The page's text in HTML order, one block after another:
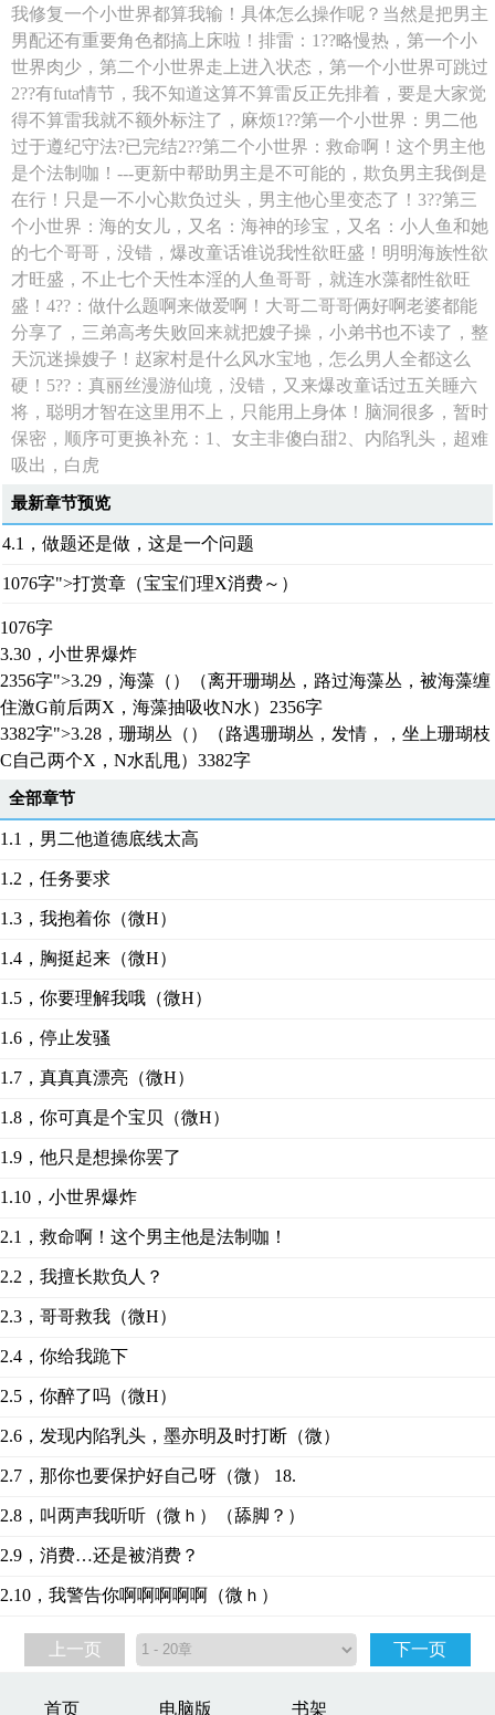
我修复一个小世界都算我输！具体怎么操作呢？当然是把男主
男配还有重要角色都搞上床啦！排雷：1??略慢热，第一个小
世界肉少，第二个小世界走上进入状态，第一个小世界可跳过
2??有futa情节，我不知道这算不算雷反正先排着，要是大家觉
得不算雷我就不额外标注了，麻烦1??第一个小世界：男二他
过于遵纪守法?已完结2??第二个小世界：救命啊！这个男主他
是个法制咖！---更新中帮助男主是不可能的，欺负男主我倒是
在行！只是一不小心欺负过头，男主他心里变态了！3??第三
个小世界：海的女儿，又名：海神的珍宝，又名：小人鱼和她
的七个哥哥，没错，爆改童话谁说我性欲旺盛！明明海族性欲
才旺盛，不止七个天性本淫的人鱼哥哥，就连水藻都性欲旺
盛！4??：做什么题啊来做爱啊！大哥二哥哥俩好啊老婆都能
分享了，三弟高考失败回来就把嫂子操，小弟书也不读了，整
天沉迷操嫂子！赵家村是什么风水宝地，怎么男人全都这么
硬！5??：真丽丝漫游仙境，没错，又来爆改童话过五关睡六
将，聪明才智在这里用不上，只能用上身体！脑洞很多，暂时
保密，顺序可更换补充：1、女主非傻白甜2、内陷乳头，超难
吸出，白虎
最新章节预览
4.1，做题还是做，这是一个问题
1076字">打赏章（宝宝们理X消费～）
1076字
3.30，小世界爆炸
2356字">3.29，海藻（）（离开珊瑚丛，路过海藻丛，被海藻缠
住激G前后两X，海藻抽吸收N水） 2356字
3382字">3.28，珊瑚丛（）（路遇珊瑚丛，发情，，坐上珊瑚枝
C自己两个X，N水乱甩） 3382字
全部章节
1.1，男二他道德底线太高
1.2，任务要求
1.3，我抱着你（微H）
1.4，胸挺起来（微H）
1.5，你要理解我哦（微H）
1.6，停止发骚
1.7，真真真漂亮（微H）
1.8，你可真是个宝贝（微H）
1.9，他只是想操你罢了
1.10，小世界爆炸
2.1，救命啊！这个男主他是法制咖！
2.2，我擅长欺负人？
2.3，哥哥救我（微H）
2.4，你给我跪下
2.5，你醉了吗（微H）
2.6，发现内陷乳头，墨亦明及时打断（微）
2.7，那你也要保护好自己呀（微） 18.
2.8，叫两声我听听（微ｈ）（舔脚？）
2.9，消费…还是被消费？
2.10，我警告你啊啊啊啊啊（微ｈ）
上一页 下一页
首页 电脑版 书架